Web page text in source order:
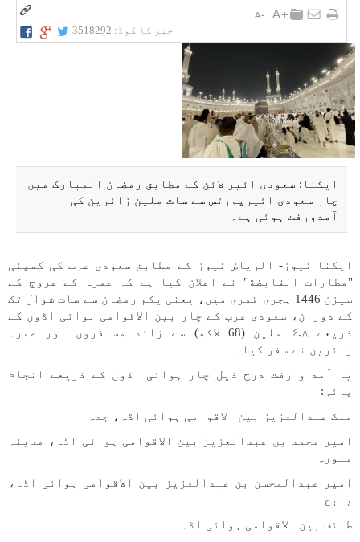
خبر کا کوڈ: 3518292
ایکنا: سعودی ائیر لائن کے مطابق رمضان المبارک میں
چار سعودی ائیرپورٹس سے سات ملین زائرین کی
آمدورفت ہوئی ہے۔
ایکنا نیوز- الریاض نیوز کے مطابق سعودی عرب کی کمپنی
"مطارات القابضة" نے اعلان کیا ہے کہ عمرہ کے عروج کے
سیزن 1446 ہجری قمری میں، یعنی یکم رمضان سے سات شوال تک
کے دوران، سعودی عرب کے چار بین الاقوامی ہوائی اڈوں کے
ذریعے ۶.۸ ملین (68 لاکھ) سے زائد مسافروں اور عمرہ
زائرین نے سفر کیا۔
یہ آمد و رفت درج ذیل چار ہوائی اڈوں کے ذریعے انجام
پائی:
ملک عبدالعزیز بین الاقوامی ہوائی اڈہ، جدہ
امیر محمد بن عبدالعزیز بین الاقوامی ہوائی اڈہ، مدینہ
منورہ
امیر عبدالمحسن بن عبدالعزیز بین الاقوامی ہوائی اڈہ،
ینبع
طائف بین الاقوامی ہوائی اڈہ